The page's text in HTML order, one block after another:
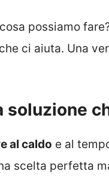
possiamo
che ci aiuta. Una
al caldo e al
scelta perfetta